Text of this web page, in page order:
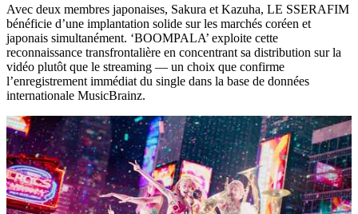
Avec deux membres japonaises, Sakura et Kazuha, LE SSERAFIM
bénéficie d’une implantation solide sur les marchés coréen et
japonais simultanément. ‘BOOMPALA’ exploite cette
reconnaissance transfrontalière en concentrant sa distribution sur la
vidéo plutôt que le streaming — un choix que confirme
l’enregistrement immédiat du single dans la base de données
internationale MusicBrainz.